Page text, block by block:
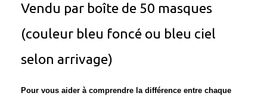
Vendu par boîte de 50 masques
(couleur bleu foncé ou bleu ciel
selon arrivage)
Pour vous aider à comprendre la différence entre chaque